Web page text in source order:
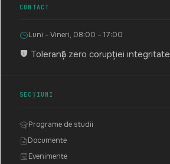
CONTACT
Luni – Vineri, 08:00 – 17:00
Toleranță zero corupției
SECȚIUNI
Programe de studii
Documente
Evenimente